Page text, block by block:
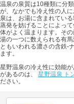
温泉の泉質は10種類に分
が、なかでも冷え性の人
泉は、お湯に含まれてい
蒸発を妨げることによっ
体がよく温まります。そ
湯の一つに数えられる有馬
ともいわれる濃さの含鉄-
ます。
星野温泉の冷え性に効能
があるのは、 星野温泉 ト
ださい。